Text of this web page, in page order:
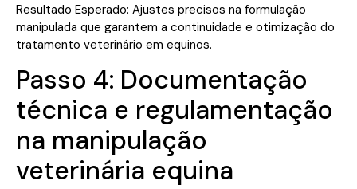
Resultado Esperado: Ajustes precisos na formulação
manipulada que garantem a continuidade e otimização do
tratamento veterinário em equinos.
Passo 4: Documentação
técnica e regulamentação
na manipulação
veterinária equina